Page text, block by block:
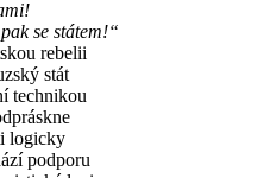
se státem!“
rebelii
stát
technikou
logicky
podporu